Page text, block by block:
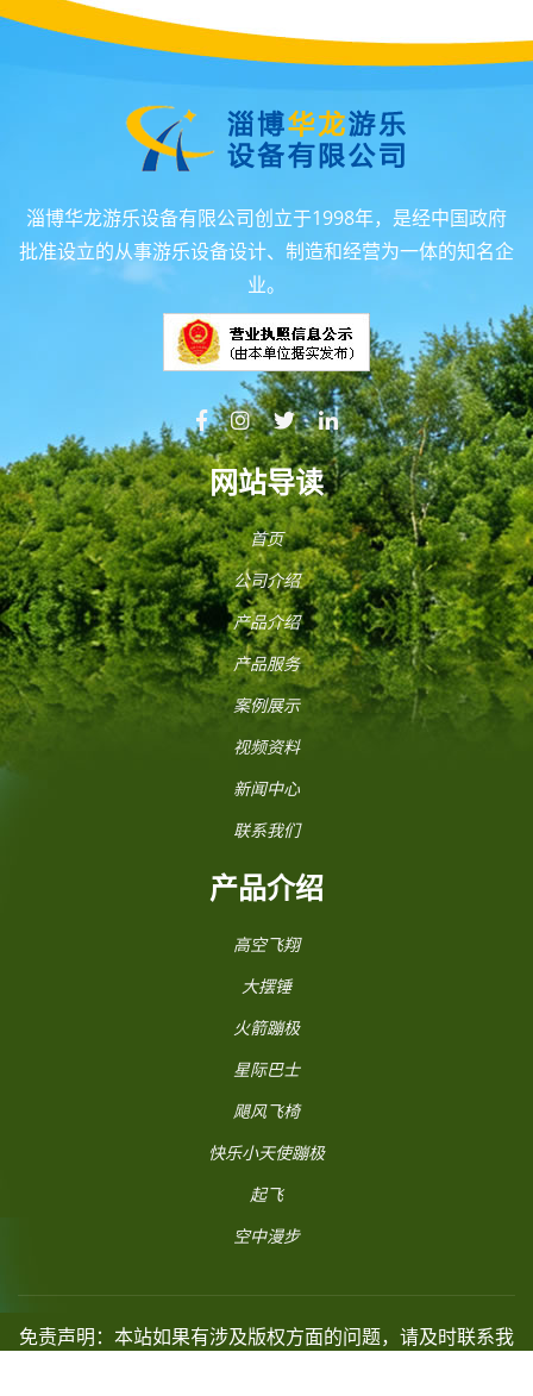
淄博华龙游乐设备有限公司创立于1998年，是经中国政府
批准设立的从事游乐设备设计、制造和经营为一体的知名企
业。
网站导读
首页
公司介绍
产品介绍
产品服务
案例展示
视频资料
新闻中心
联系我们
产品介绍
高空飞翔
大摆锤
火箭蹦极
星际巴士
飓风飞椅
快乐小天使蹦极
起飞
空中漫步
免责声明：本站如果有涉及版权方面的问题，请及时联系我